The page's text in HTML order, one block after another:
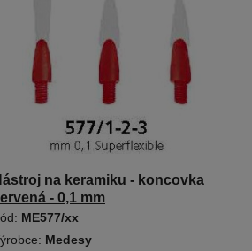
na keramiku - koncovka
- 0,1 mm
ME577/xx
Medesy